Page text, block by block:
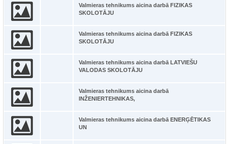
Valmieras tehnikums aicina darbā FIZIKAS
SKOLOTĀJU
Valmieras tehnikums aicina darbā FIZIKAS
SKOLOTĀJU
Valmieras tehnikums aicina darbā LATVIEŠU
VALODAS SKOLOTĀJU
Valmieras tehnikums aicina darbā
INŽENIERTEHNIKAS,
Valmieras tehnikums aicina darbā ENERĢĒTIKAS
UN